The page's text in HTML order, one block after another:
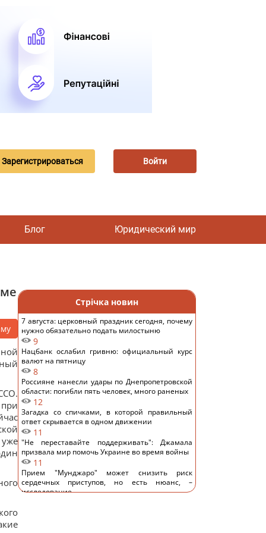
Зарегистрироваться Войти
Блог Юридический мир
Стрічка новин
7 августа: церковный праздник сегодня, почему
нужно обязательно подать милостыню
9
Нацбанк ослабил гривню: официальный курс
валют на пятницу
8
Россияне нанесли удары по Днепропетровской
области: погибли пять человек, много раненых
12
Загадка со спичками, в которой правильный
ответ скрывается в одном движении
11
"Не переставайте поддерживать": Джамала
призвала мир помочь Украине во время войны
11
Прием "Мунджаро" может снизить риск
сердечных приступов, но есть нюанс, –
исследование